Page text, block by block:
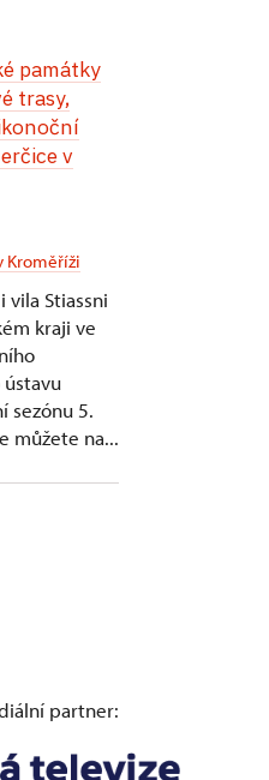
památky
trasy,
v
Kroměříži
vila Stiassni
kraji ve
sezónu 5.
můžete na...
partner: